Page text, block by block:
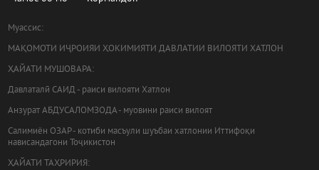
Муассис:
МАҚОМОТИ ИҶРОИЯИ ҲОКИМИЯТИ ДАВЛАТИИ ВИЛОЯТИ ХАТЛОН
ҲАЙАТИ МУШОВАРА:
Давлаталӣ САИД - раиси вилояти Хатлон
Анзурат АБДУСАЛОМЗОДА - муовини раиси вилоят
Салимиён ОЗАР - котиби масъули шуъбаи хатлонии Иттифоқи
нависандагони Тоҷикистон
ҲАЙАТИ ТАҲРИРИЯ: